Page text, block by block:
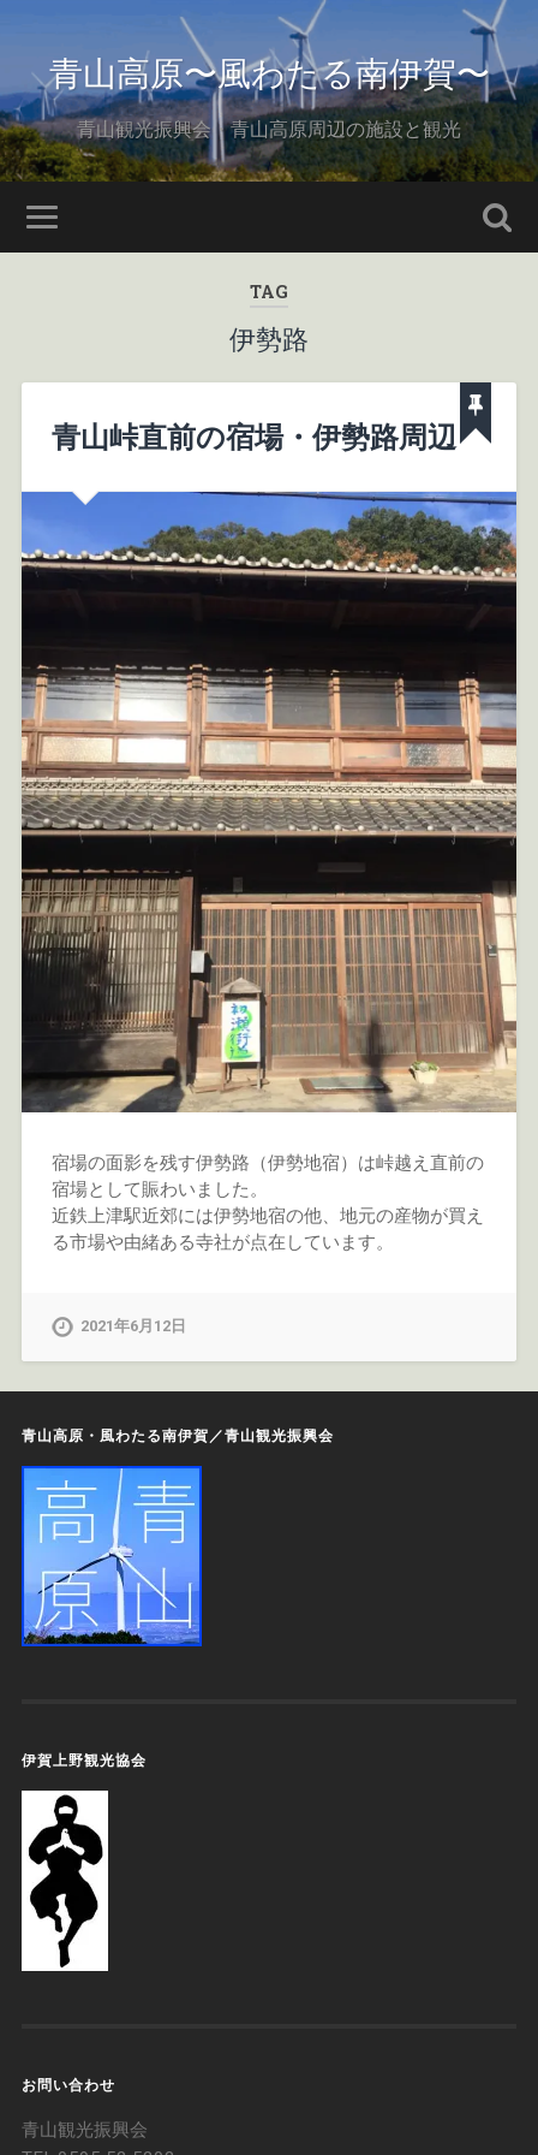
青山高原〜風わたる南伊賀〜
青山観光振興会・青山高原周辺の施設と観光
TAG
伊勢路
青山峠直前の宿場・伊勢路周辺
宿場の面影を残す伊勢路（伊勢地宿）は峠越え直前の
宿場として賑わいました。
近鉄上津駅近郊には伊勢地宿の他、地元の産物が買え
る市場や由緒ある寺社が点在しています。
2021年6月12日
青山高原・風わたる南伊賀／青山観光振興会
伊賀上野観光協会
お問い合わせ
青山観光振興会